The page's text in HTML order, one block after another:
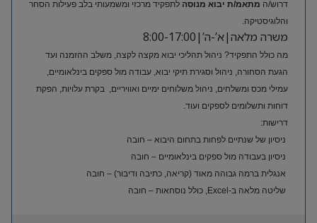
דרוש/ה מתאמ/ת יבוא מנוסה לתפקיד מרכזי ומשמעותי בלב פעילות הסחר
והלוגיסטיקה.
משרה מלאה|א’-ה’|8:00-17:00
מה כולל התפקיד? ניהול תהליכי יבוא מקצה לקצה, משלב ההזמנה ועד
הגעת הסחורה, ניהול וסגירת תיקי יבוא, עבודה מול ספקים בינלאומיים,
עמילי מכס ומשלחים, ניהול משלוחים ימיים ואוויריים, בקרת עלויות, הפקת
דוחות ותשלומים לספקים ועוד.
דרישות:
ניסיון של שנתיים לפחות בתחום היבוא – חובה
ניסיון בעבודה מול ספקים בינלאומיים – חובה
אנגלית ברמה גבוהה מאוד (קריאה, כתיבה ודיבור) – חובה
שליטה מלאה ב-Excel, כולל נוסחאות – חובה